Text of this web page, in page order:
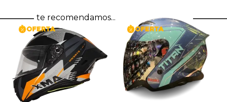
te recomendamos...